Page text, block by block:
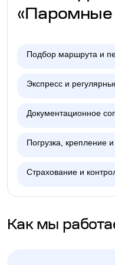
«Паромные
Подбор маршрута и
Экспресс и
Документационное
Погрузка, крепление
Страхование и
Как мы